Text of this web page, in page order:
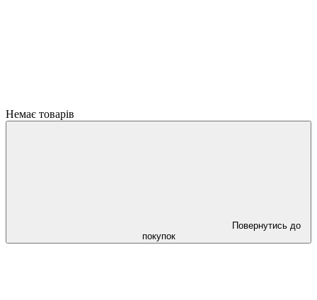
Немає товарів
Повернутись до
покупок